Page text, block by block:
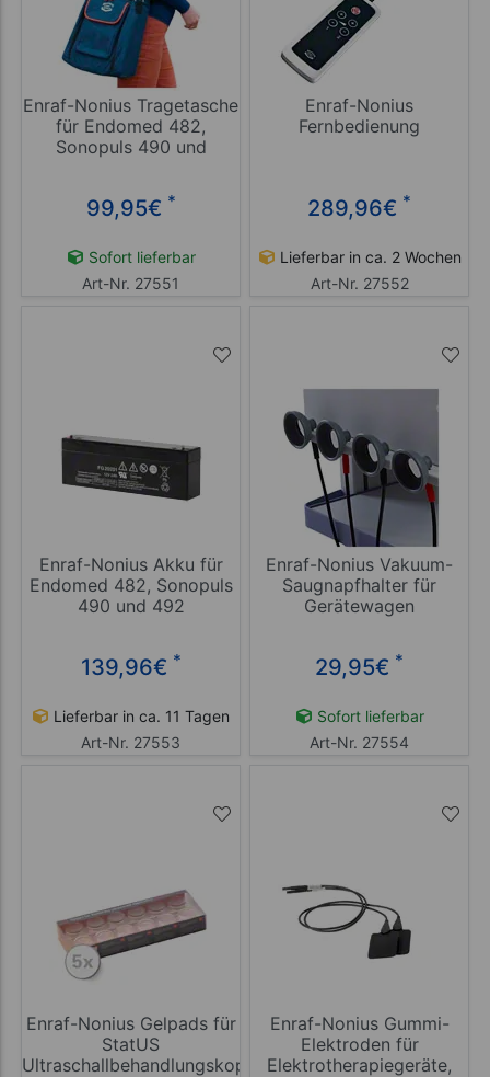
Enraf-Nonius Tragetasche
für Endomed 482,
Sonopuls 490 und
99,95€ *
Sofort lieferbar
Art-Nr. 27551
Enraf-Nonius
Fernbedienung
289,96€ *
Lieferbar in ca. 2 Wochen
Art-Nr. 27552
Enraf-Nonius Akku für
Endomed 482, Sonopuls
490 und 492
139,96€ *
Lieferbar in ca. 11 Tagen
Art-Nr. 27553
Enraf-Nonius Vakuum-
Saugnapfhalter für
Gerätewagen
29,95€ *
Sofort lieferbar
Art-Nr. 27554
Enraf-Nonius Gelpads für
StatUS
Ultraschallbehandlungskopf,
Enraf-Nonius Gummi-
Elektroden für
Elektrotherapiegeräte,